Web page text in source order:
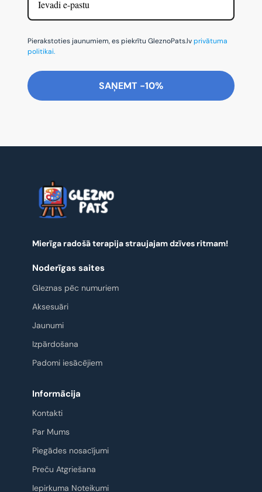
Pierakstoties jaunumiem, es piekrītu GleznoPats.lvprivātuma
politikai.
SAŅEMT -10%
Mierīga radošā terapija straujajam dzīves ritmam!
Noderīgas saites
Gleznas pēc numuriem
Aksesuāri
Jaunumi
Izpārdošana
Padomi iesācējiem
Informācija
Kontakti
Par Mums
Piegādes nosacījumi
Preču Atgriešana
Iepirkuma Noteikumi